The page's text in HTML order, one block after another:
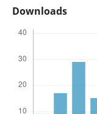
Downloads